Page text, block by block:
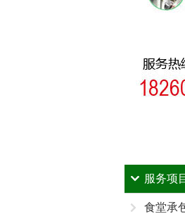
服务项
食堂承